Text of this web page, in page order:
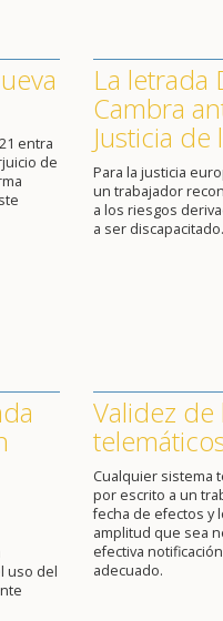
entra
de
La letrada
Cambra
Justicia
Para la justicia
un trabajador
a los riesgos
a ser discapacitado.
uso del
Validez de
Cualquier sistema
por escrito a un
fecha de efectos y
amplitud que sea
efectiva
adecuado.